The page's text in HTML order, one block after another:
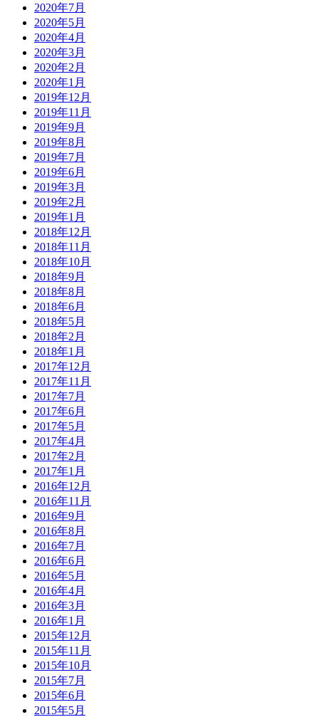
2020年7月
2020年5月
2020年4月
2020年3月
2020年2月
2020年1月
2019年12月
2019年11月
2019年9月
2019年8月
2019年7月
2019年6月
2019年3月
2019年2月
2019年1月
2018年12月
2018年11月
2018年10月
2018年9月
2018年8月
2018年6月
2018年5月
2018年2月
2018年1月
2017年12月
2017年11月
2017年7月
2017年6月
2017年5月
2017年4月
2017年2月
2017年1月
2016年12月
2016年11月
2016年9月
2016年8月
2016年7月
2016年6月
2016年5月
2016年4月
2016年3月
2016年1月
2015年12月
2015年11月
2015年10月
2015年7月
2015年6月
2015年5月